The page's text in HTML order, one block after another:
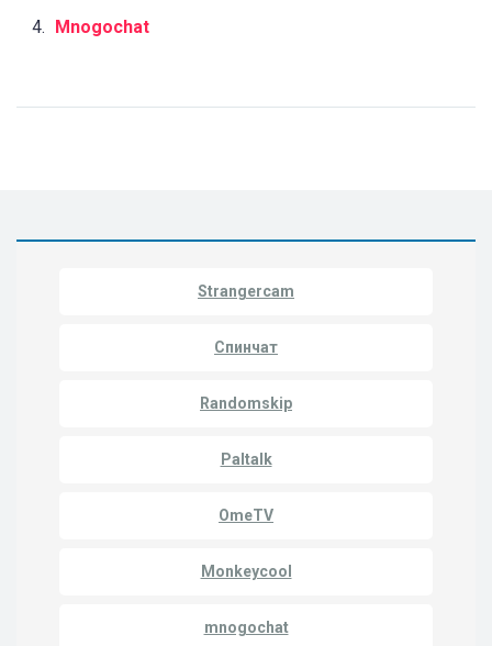
Mnogochat
Strangercam
Спинчат
Randomskip
Paltalk
OmeTV
Monkeycool
mnogochat